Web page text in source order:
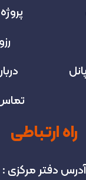
تماس
راه ارتباطی
آدرس دفتر مرکزی :